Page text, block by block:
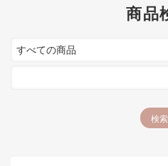
商品